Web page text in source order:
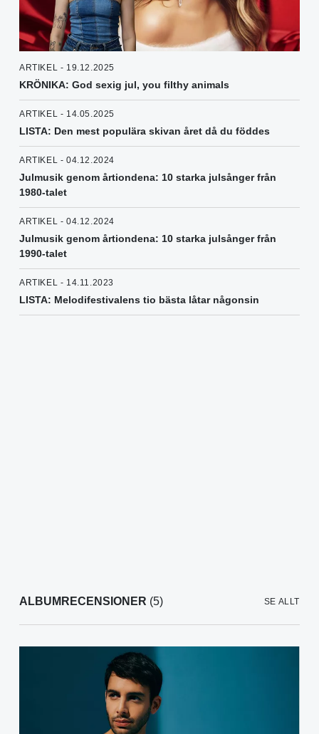
ARTIKEL - 19.12.2025
KRÖNIKA: God sexig jul, you filthy animals
ARTIKEL - 14.05.2025
LISTA: Den mest populära skivan året då du föddes
ARTIKEL - 04.12.2024
Julmusik genom årtiondena: 10 starka julsånger från
1980-talet
ARTIKEL - 04.12.2024
Julmusik genom årtiondena: 10 starka julsånger från
1990-talet
ARTIKEL - 14.11.2023
LISTA: Melodifestivalens tio bästa låtar någonsin
ALBUMRECENSIONER (5) SE ALLT